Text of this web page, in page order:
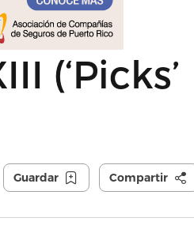
(‘Picks’
Guardar Compartir